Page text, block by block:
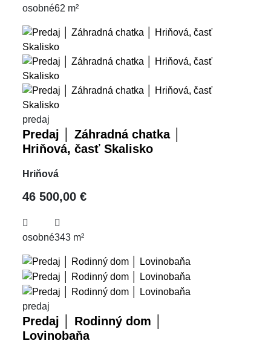
osobné62 m²
predaj
Predaj │ Záhradná chatka │
Hriňová, časť Skalisko
Hriňová
46 500,00 €
osobné343 m²
predaj
Predaj │ Rodinný dom │
Lovinobaňa